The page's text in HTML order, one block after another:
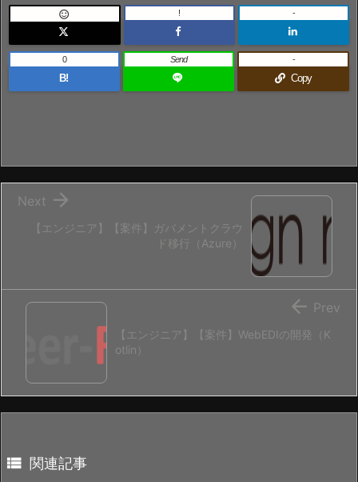
 ! -
B!
0 Send
Copy
-
【エンジニア】【案件】ガバメントクラウ
ド移行（Azure）

Next
【エンジニア】【案件】WebEDIの開発（K
otlin）
 Prev
 関連記事